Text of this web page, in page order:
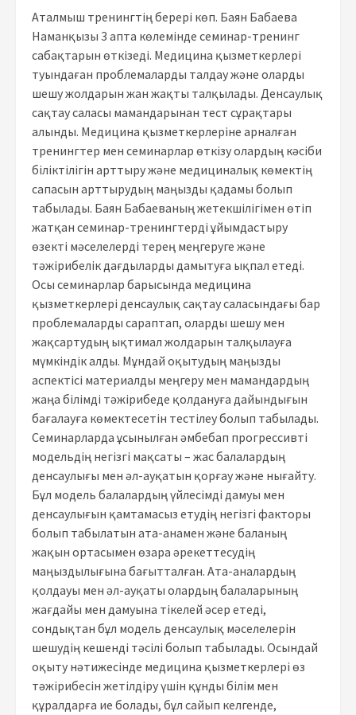
Аталмыш тренингтің берері көп. Баян Бабаева
Наманқызы 3 апта көлемінде семинар-тренинг
сабақтарын өткізеді. Медицина қызметкерлері
туындаған проблемаларды талдау және оларды
шешу жолдарын жан жақты талқылады. Денсаулық
сақтау саласы мамандарынан тест сұрақтары
алынды. Медицина қызметкерлеріне арналған
тренингтер мен семинарлар өткізу олардың кәсіби
біліктілігін арттыру және медициналық көмектің
сапасын арттырудың маңызды қадамы болып
табылады. Баян Бабаеваның жетекшілігімен өтіп
жатқан семинар-тренингтерді ұйымдастыру
өзекті мәселелерді терең меңгеруге және
тәжірибелік дағдыларды дамытуға ықпал етеді.
Осы семинарлар барысында медицина
қызметкерлері денсаулық сақтау саласындағы бар
проблемаларды сараптап, оларды шешу мен
жақсартудың ықтимал жолдарын талқылауға
мүмкіндік алды. Мұндай оқытудың маңызды
аспектісі материалды меңгеру мен мамандардың
жаңа білімді тәжірибеде қолдануға дайындығын
бағалауға көмектесетін тестілеу болып табылады.
Семинарларда ұсынылған әмбебап прогрессивті
модельдің негізгі мақсаты – жас балалардың
денсаулығы мен әл-ауқатын қорғау және нығайту.
Бұл модель балалардың үйлесімді дамуы мен
денсаулығын қамтамасыз етудің негізгі факторы
болып табылатын ата-анамен және баланың
жақын ортасымен өзара әрекеттесудің
маңыздылығына бағытталған. Ата-аналардың
қолдауы мен әл-ауқаты олардың балаларының
жағдайы мен дамуына тікелей әсер етеді,
сондықтан бұл модель денсаулық мәселелерін
шешудің кешенді тәсілі болып табылады. Осындай
оқыту нәтижесінде медицина қызметкерлері өз
тәжірибесін жетілдіру үшін құнды білім мен
құралдарға ие болады, бұл сайып келгенде,